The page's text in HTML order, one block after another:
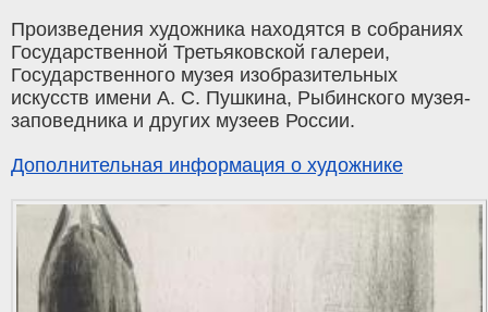
Произведения художника находятся в собраниях
Государственной Третьяковской галереи,
Государственного музея изобразительных
искусств имени А. С. Пушкина, Рыбинского музея-
заповедника и других музеев России.
Дополнительная информация о художнике